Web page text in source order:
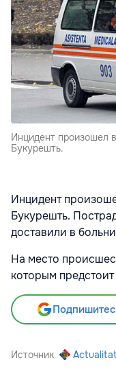
Инцидент произошел
Букурешть.
Инцидент
Букурешть.
доставили в
На место
которым
Источник